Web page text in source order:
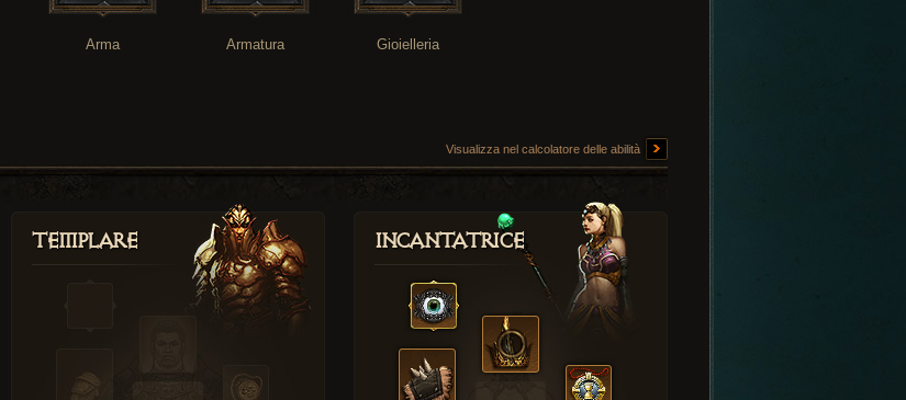
Arma Armatura Gioielleria
Visualizza nel calcolatore delle abilità
Templare Incantatrice